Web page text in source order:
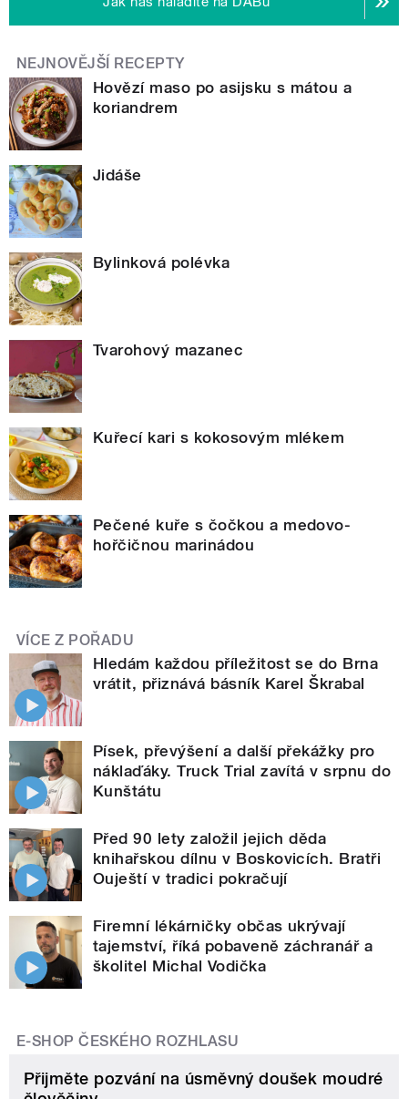
NEJNOVĚJŠÍ RECEPTY
Hovězí maso po asijsku s mátou a
koriandrem
Jidáše
Bylinková polévka
Tvarohový mazanec
Kuřecí kari s kokosovým mlékem
Pečené kuře s čočkou a medovo-
hořčičnou marinádou
VÍCE Z POŘADU
Hledám každou příležitost se do Brna
vrátit, přiznává básník Karel Škrabal
Písek, převýšení a další překážky pro
náklaďáky. Truck Trial zavítá v srpnu do
Kunštátu
Před 90 lety založil jejich děda
knihařskou dílnu v Boskovicích. Bratři
Ouještí v tradici pokračují
Firemní lékárničky občas ukrývají
tajemství, říká pobaveně záchranář a
školitel Michal Vodička
E-SHOP ČESKÉHO ROZHLASU
Přijměte pozvání na úsměvný doušek moudré